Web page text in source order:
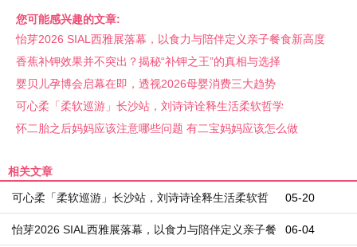
您可能感兴趣的文章:
怡芽2026 SIAL西雅展落幕，以食力与陪伴定义亲子餐食新高度
香蕉补钾效果并不突出？揭秘“补钾之王”的真相与选择
婴贝儿孕博会启幕在即，透视2026母婴消费三大趋势
可心柔「柔软巡游」长沙站，刘诗诗诠释生活柔软哲学
怀二胎之后妈妈应该注意哪些问题 有二宝妈妈应该怎么做
相关文章
05-20
可心柔「柔软巡游」长沙站，刘诗诗诠释生活柔软哲
学 06-04
怡芽2026 SIAL西雅展落幕，以食力与陪伴定义亲子餐